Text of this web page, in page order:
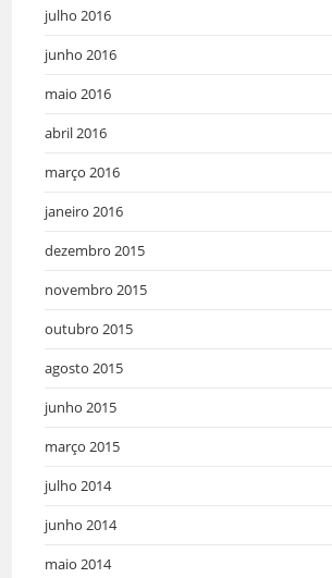
julho 2016
junho 2016
maio 2016
abril 2016
março 2016
janeiro 2016
dezembro 2015
novembro 2015
outubro 2015
agosto 2015
junho 2015
março 2015
julho 2014
junho 2014
maio 2014